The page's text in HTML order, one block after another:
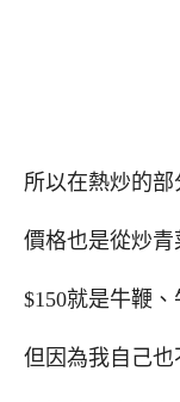
所以在熱炒的部
價格也是從炒青
$150就是牛鞭、
但因為我自己也